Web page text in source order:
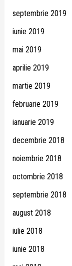
septembrie 2019
iunie 2019
mai 2019
aprilie 2019
martie 2019
februarie 2019
ianuarie 2019
decembrie 2018
noiembrie 2018
octombrie 2018
septembrie 2018
august 2018
iulie 2018
iunie 2018